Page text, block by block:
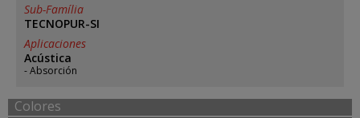
Sub-Família
TECNOPUR-SI
Aplicaciones
Acústica
Absorción
Colores